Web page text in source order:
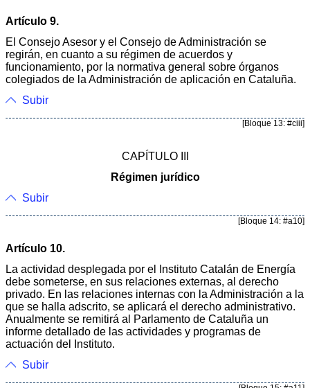
Artículo 9.
El Consejo Asesor y el Consejo de Administración se
regirán, en cuanto a su régimen de acuerdos y
funcionamiento, por la normativa general sobre órganos
colegiados de la Administración de aplicación en Cataluña.
Subir
[Bloque 13: #ciii]
CAPÍTULO III
Régimen jurídico
Subir
[Bloque 14: #a10]
Artículo 10.
La actividad desplegada por el Instituto Catalán de Energía
debe someterse, en sus relaciones externas, al derecho
privado. En las relaciones internas con la Administración a la
que se halla adscrito, se aplicará el derecho administrativo.
Anualmente se remitirá al Parlamento de Cataluña un
informe detallado de las actividades y programas de
actuación del Instituto.
Subir